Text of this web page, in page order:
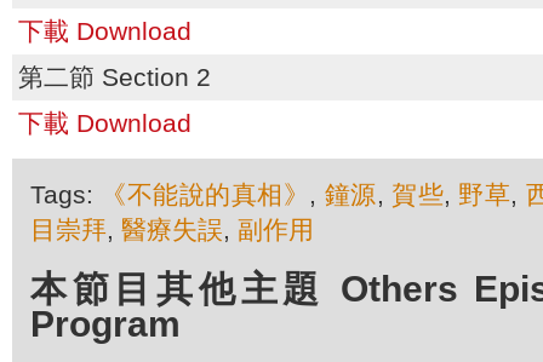
下載 Download
第二節 Section 2
下載 Download
Tags: 《不能說的真相》 , 鐘源, 賀些, 野草,
目崇拜, 醫療失誤, 副作用
本節目其他主題 Others
Program